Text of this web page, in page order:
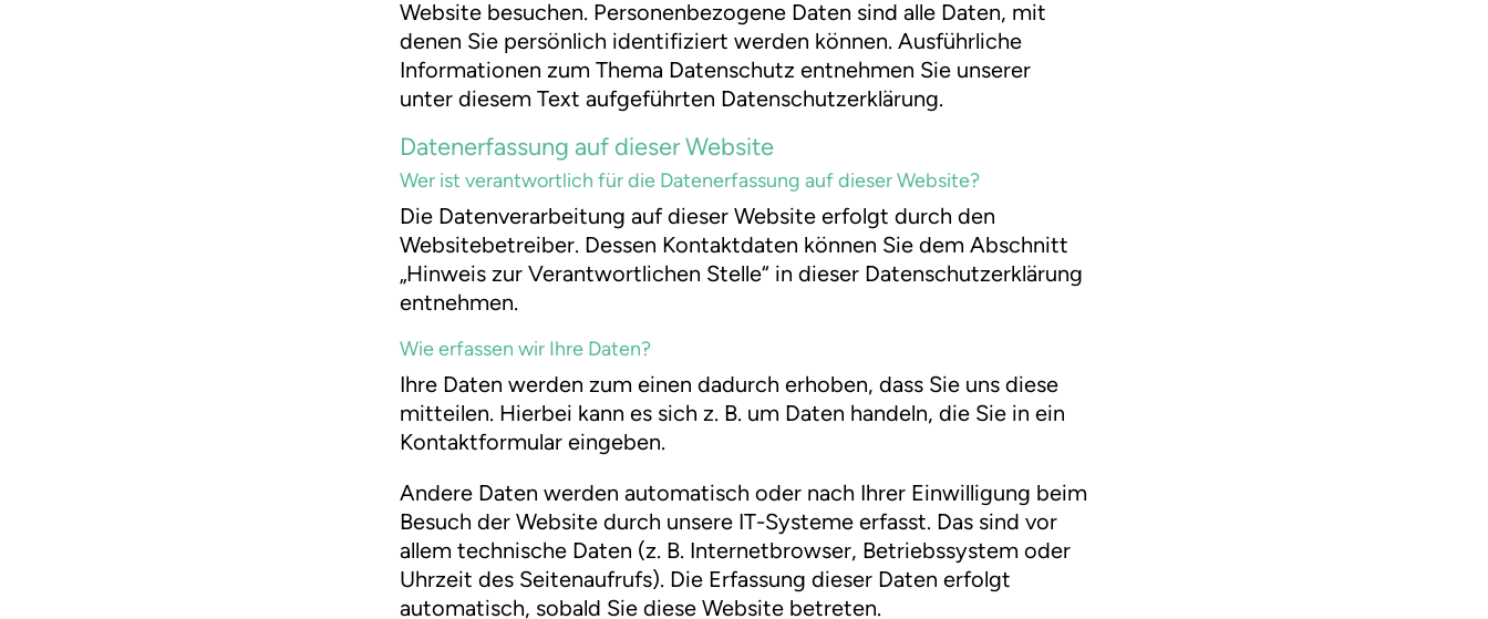
Website besuchen. Personenbezogene Daten sind alle Daten, mit
denen Sie persönlich identifiziert werden können. Ausführliche
Informationen zum Thema Datenschutz entnehmen Sie unserer
unter diesem Text aufgeführten Datenschutzerklärung.
Datenerfassung auf dieser Website
Wer ist verantwortlich für die Datenerfassung auf dieser Website?
Die Datenverarbeitung auf dieser Website erfolgt durch den
Websitebetreiber. Dessen Kontaktdaten können Sie dem Abschnitt
„Hinweis zur Verantwortlichen Stelle“ in dieser Datenschutzerklärung
entnehmen.
Wie erfassen wir Ihre Daten?
Ihre Daten werden zum einen dadurch erhoben, dass Sie uns diese
mitteilen. Hierbei kann es sich z. B. um Daten handeln, die Sie in ein
Kontaktformular eingeben.
Andere Daten werden automatisch oder nach Ihrer Einwilligung beim
Besuch der Website durch unsere IT-Systeme erfasst. Das sind vor
allem technische Daten (z. B. Internetbrowser, Betriebssystem oder
Uhrzeit des Seitenaufrufs). Die Erfassung dieser Daten erfolgt
automatisch, sobald Sie diese Website betreten.